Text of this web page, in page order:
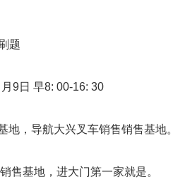
题
9日 早8: 00-16: 30
地，导航大兴叉车销售销售基地
售基地，进大门第一家就是。